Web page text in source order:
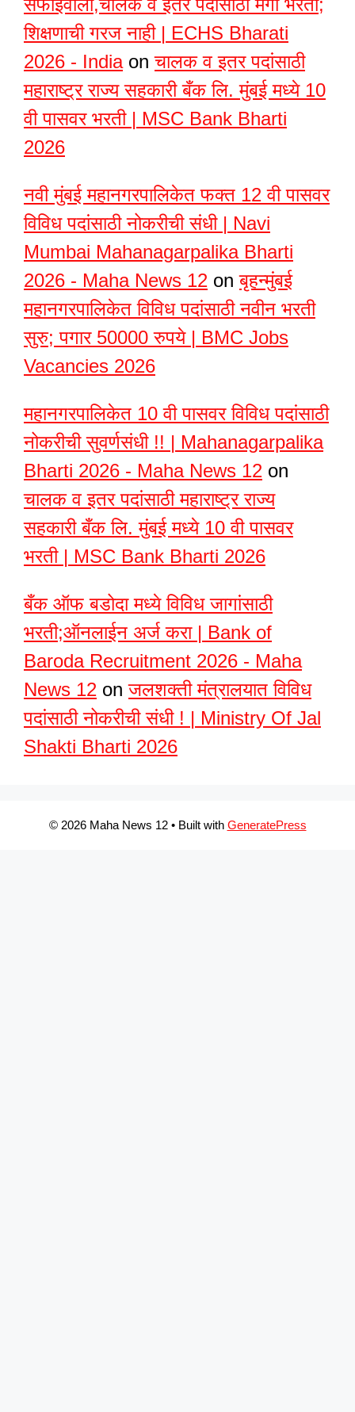
सफाईवाला,चालक व इतर पदांसाठी मेगा भरती;
शिक्षणाची गरज नाही | ECHS Bharati
2026 - Indiaonचालक व इतर पदांसाठी
महाराष्ट्र राज्य सहकारी बँक लि. मुंबई मध्ये 10
वी पासवर भरती | MSC Bank Bharti
2026
नवी मुंबई महानगरपालिकेत फक्त 12 वी पासवर
विविध पदांसाठी नोकरीची संधी | Navi
Mumbai Mahanagarpalika Bharti
2026 - Maha News 12 onबृहन्मुंबई
महानगरपालिकेत विविध पदांसाठी नवीन भरती
सुरु; पगार 50000 रुपये | BMC Jobs
Vacancies 2026
महानगरपालिकेत 10 वी पासवर विविध पदांसाठी
नोकरीची सुवर्णसंधी !! | Mahanagarpalika
Bharti 2026 - Maha News 12 on
चालक व इतर पदांसाठी महाराष्ट्र राज्य
सहकारी बँक लि. मुंबई मध्ये 10 वी पासवर
भरती | MSC Bank Bharti 2026
बँक ऑफ बडोदा मध्ये विविध जागांसाठी
भरती;ऑनलाईन अर्ज करा | Bank of
Baroda Recruitment 2026 - Maha
News 12 onजलशक्ती मंत्रालयात विविध
पदांसाठी नोकरीची संधी ! | Ministry Of Jal
Shakti Bharti 2026
© 2026 Maha News 12• Built with GeneratePress